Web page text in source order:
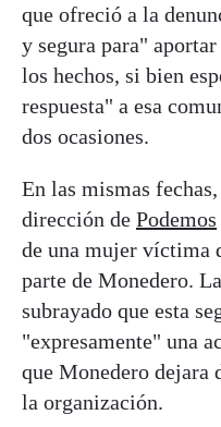
que ofreció a la
y segura para"
los hechos, si bien
respuesta" a esa
dos ocasiones.
En las mismas
dirección de Podemos
de una mujer víctima
parte de Monedero.
subrayado que esta
"expresamente" una
que Monedero dejara
la organización.